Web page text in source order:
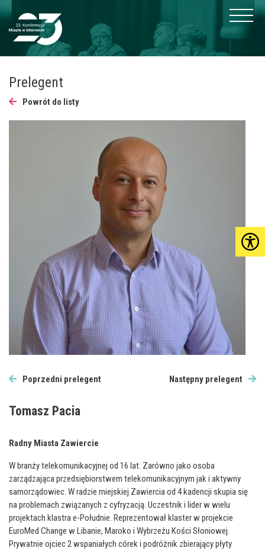
Prelegent
Powrót do listy
Poprzedni prelegent Następny prelegent
Tomasz Pacia
Radny Miasta Zawiercie
W branży telekomunikacyjnej od 16 lat. Zarówno jako osoba
zarządzająca przedsiębiorstwem telekomunikacyjnym jak i aktywny
samorządowiec. W radzie miejskiej Zawiercia od 4 kadencji skupia się
na problemach związanych z cyfryzacją. Uczestnik i lider w wielu
projektach klastra e-Południe. Reprezentował klaster w projekcie
EuroMed Change w Libanie, Maroko i Wybrzeżu Kości Słoniowej.
Prywatnie ojciec 2 wspaniałych córek i podróżnik zbierający płyty